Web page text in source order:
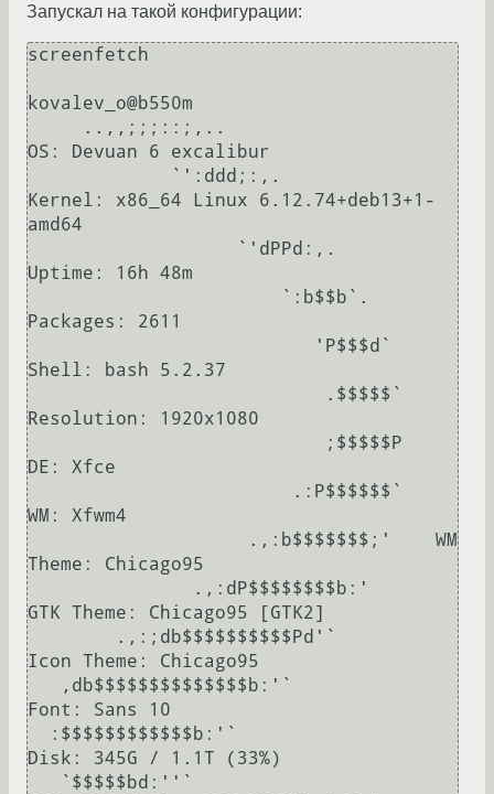
Запускал на такой конфигурации:
screenfetch
kovalev_o@b550m
OS: Devuan 6 excalibur
Kernel: x86_64 Linux 6.12.74+deb13+1-
amd64
Uptime: 16h 48m
Packages: 2611
Shell: bash 5.2.37
Resolution: 1920x1080
DE: Xfce
WM: Xfwm4
Theme: Chicago95
GTK Theme: Chicago95 [GTK2]
Icon Theme: Chicago95
Font: Sans 10
Disk: 345G / 1.1T (33%)